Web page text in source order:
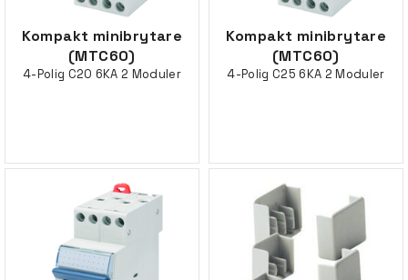
Kompakt minibrytare
(MTC60)
4-Polig C20 6KA 2 Moduler
Kompakt minibrytare
(MTC60)
4-Polig C25 6KA 2 Moduler